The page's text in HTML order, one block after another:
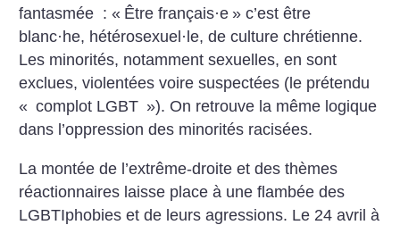
fantasmée : « Être français·e » c’est être
blanc·he, hétérosexuel·le, de culture chrétienne.
Les minorités, notamment sexuelles, en sont
exclues, violentées voire suspectées (le prétendu
« complot LGBT »). On retrouve la même logique
dans l’oppression des minorités racisées.
La montée de l’extrême-droite et des thèmes
réactionnaires laisse place à une flambée des
LGBTIphobies et de leurs agressions. Le 24 avril à